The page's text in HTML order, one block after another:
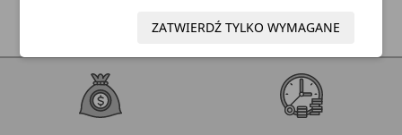
ZATWIERDŹ TYLKO WYMAGANE